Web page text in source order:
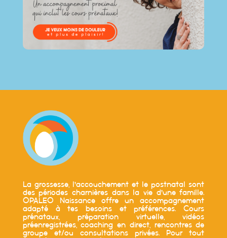
La grossesse, l’accouchement et le postnatal sont
des périodes charnières dans la vie d’une famille.
OPALEO Naissance offre un accompagnement
adapté à tes besoins et préférences. Cours
prénataux, préparation virtuelle, vidéos
préenregistrées, coaching en direct, rencontres de
groupe et/ou consultations privées. Pour tout